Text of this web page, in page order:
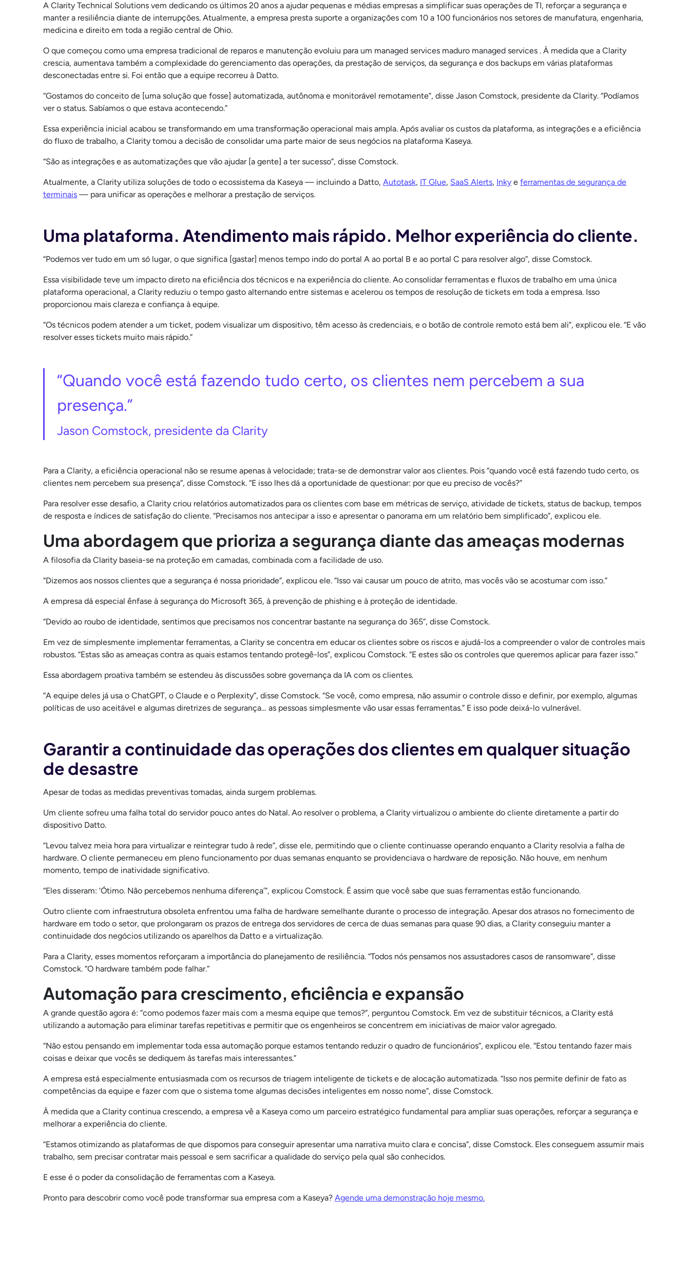
A Clarity Technical Solutions vem dedicando os últimos 20 anos a ajudar pequenas e médias empresas a simplificar suas operações de TI, reforçar a segurança e
manter a resiliência diante de interrupções. Atualmente, a empresa presta suporte a organizações com 10 a 100 funcionários nos setores de manufatura, engenharia,
medicina e direito em toda a região central de Ohio.
O que começou como uma empresa tradicional de reparos e manutenção evoluiu para um managed services maduro managed services . À medida que a Clarity
crescia, aumentava também a complexidade do gerenciamento das operações, da prestação de serviços, da segurança e dos backups em várias plataformas
desconectadas entre si. Foi então que a equipe recorreu à Datto.
“Gostamos do conceito de [uma solução que fosse] automatizada, autônoma e monitorável remotamente”, disse Jason Comstock, presidente da Clarity. “Podíamos
ver o status. Sabíamos o que estava acontecendo.”
Essa experiência inicial acabou se transformando em uma transformação operacional mais ampla. Após avaliar os custos da plataforma, as integrações e a eficiência
do fluxo de trabalho, a Clarity tomou a decisão de consolidar uma parte maior de seus negócios na plataforma Kaseya.
“São as integrações e as automatizações que vão ajudar [a gente] a ter sucesso”, disse Comstock.
Atualmente, a Clarity utiliza soluções de todo o ecossistema da Kaseya — incluindo a Datto, Autotask, IT Glue, SaaS Alerts, Inky e ferramentas de segurança de
terminais — para unificar as operações e melhorar a prestação de serviços.
Uma plataforma. Atendimento mais rápido. Melhor experiência do cliente.
“Podemos ver tudo em um só lugar, o que significa [gastar] menos tempo indo do portal A ao portal B e ao portal C para resolver algo”, disse Comstock.
Essa visibilidade teve um impacto direto na eficiência dos técnicos e na experiência do cliente. Ao consolidar ferramentas e fluxos de trabalho em uma única
plataforma operacional, a Clarity reduziu o tempo gasto alternando entre sistemas e acelerou os tempos de resolução de tickets em toda a empresa. Isso
proporcionou mais clareza e confiança à equipe.
“Os técnicos podem atender a um ticket, podem visualizar um dispositivo, têm acesso às credenciais, e o botão de controle remoto está bem ali”, explicou ele. “E vão
resolver esses tickets muito mais rápido.”
“Quando você está fazendo tudo certo, os clientes nem percebem a sua
presença.”
Jason Comstock, presidente da Clarity
Para a Clarity, a eficiência operacional não se resume apenas à velocidade; trata-se de demonstrar valor aos clientes. Pois “quando você está fazendo tudo certo, os
clientes nem percebem sua presença”, disse Comstock. “E isso lhes dá a oportunidade de questionar: por que eu preciso de vocês?”
Para resolver esse desafio, a Clarity criou relatórios automatizados para os clientes com base em métricas de serviço, atividade de tickets, status de backup, tempos
de resposta e índices de satisfação do cliente. “Precisamos nos antecipar a isso e apresentar o panorama em um relatório bem simplificado”, explicou ele.
Uma abordagem que prioriza a segurança diante das ameaças modernas
A filosofia da Clarity baseia-se na proteção em camadas, combinada com a facilidade de uso.
“Dizemos aos nossos clientes que a segurança é nossa prioridade”, explicou ele. “Isso vai causar um pouco de atrito, mas vocês vão se acostumar com isso.”
A empresa dá especial ênfase à segurança do Microsoft 365, à prevenção de phishing e à proteção de identidade.
“Devido ao roubo de identidade, sentimos que precisamos nos concentrar bastante na segurança do 365”, disse Comstock.
Em vez de simplesmente implementar ferramentas, a Clarity se concentra em educar os clientes sobre os riscos e ajudá-los a compreender o valor de controles mais
robustos. “Estas são as ameaças contra as quais estamos tentando protegê-los”, explicou Comstock. “E estes são os controles que queremos aplicar para fazer isso.”
Essa abordagem proativa também se estendeu às discussões sobre governança da IA com os clientes.
“A equipe deles já usa o ChatGPT, o Claude e o Perplexity”, disse Comstock. “Se você, como empresa, não assumir o controle disso e definir, por exemplo, algumas
políticas de uso aceitável e algumas diretrizes de segurança… as pessoas simplesmente vão usar essas ferramentas.” E isso pode deixá-lo vulnerável.
Garantir a continuidade das operações dos clientes em qualquer situação
de desastre
Apesar de todas as medidas preventivas tomadas, ainda surgem problemas.
Um cliente sofreu uma falha total do servidor pouco antes do Natal. Ao resolver o problema, a Clarity virtualizou o ambiente do cliente diretamente a partir do
dispositivo Datto.
“Levou talvez meia hora para virtualizar e reintegrar tudo à rede”, disse ele, permitindo que o cliente continuasse operando enquanto a Clarity resolvia a falha de
hardware. O cliente permaneceu em pleno funcionamento por duas semanas enquanto se providenciava o hardware de reposição. Não houve, em nenhum
momento, tempo de inatividade significativo.
“Eles disseram: ‘Ótimo. Não percebemos nenhuma diferença’”, explicou Comstock. É assim que você sabe que suas ferramentas estão funcionando.
Outro cliente com infraestrutura obsoleta enfrentou uma falha de hardware semelhante durante o processo de integração. Apesar dos atrasos no fornecimento de
hardware em todo o setor, que prolongaram os prazos de entrega dos servidores de cerca de duas semanas para quase 90 dias, a Clarity conseguiu manter a
continuidade dos negócios utilizando os aparelhos da Datto e a virtualização.
Para a Clarity, esses momentos reforçaram a importância do planejamento de resiliência. “Todos nós pensamos nos assustadores casos de ransomware”, disse
Comstock. “O hardware também pode falhar.”
Automação para crescimento, eficiência e expansão
A grande questão agora é: “como podemos fazer mais com a mesma equipe que temos?”, perguntou Comstock. Em vez de substituir técnicos, a Clarity está
utilizando a automação para eliminar tarefas repetitivas e permitir que os engenheiros se concentrem em iniciativas de maior valor agregado.
“Não estou pensando em implementar toda essa automação porque estamos tentando reduzir o quadro de funcionários”, explicou ele. “Estou tentando fazer mais
coisas e deixar que vocês se dediquem às tarefas mais interessantes.”
A empresa está especialmente entusiasmada com os recursos de triagem inteligente de tickets e de alocação automatizada. “Isso nos permite definir de fato as
competências da equipe e fazer com que o sistema tome algumas decisões inteligentes em nosso nome”, disse Comstock.
À medida que a Clarity continua crescendo, a empresa vê a Kaseya como um parceiro estratégico fundamental para ampliar suas operações, reforçar a segurança e
melhorar a experiência do cliente.
“Estamos otimizando as plataformas de que dispomos para conseguir apresentar uma narrativa muito clara e concisa”, disse Comstock. Eles conseguem assumir mais
trabalho, sem precisar contratar mais pessoal e sem sacrificar a qualidade do serviço pela qual são conhecidos.
E esse é o poder da consolidação de ferramentas com a Kaseya.
Pronto para descobrir como você pode transformar sua empresa com a Kaseya? Agende uma demonstração hoje mesmo.